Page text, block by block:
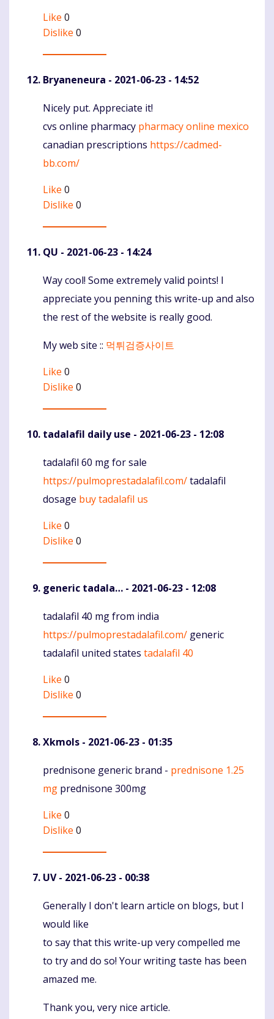
Like 0
Dislike 0
Bryaneneura - 2021-06-23 - 14:52
Komentaras
Nicely put. Appreciate it!
cvs online pharmacy pharmacy online mexico
canadian prescriptions https://cadmed-
bb.com/
Like 0
Dislike 0
QU - 2021-06-23 - 14:24
Komentaras
Way cool! Some extremely valid points! I
appreciate you penning this write-up and also
the rest of the website is really good.
My web site :: 먹튀검증사이트
Like 0
Dislike 0
tadalafil daily use - 2021-06-23 - 12:08
Komentaras
tadalafil 60 mg for sale
https://pulmoprestadalafil.com/tadalafil
dosage buy tadalafil us
Like 0
Dislike 0
generic tadala… - 2021-06-23 - 12:08
Komentaras
tadalafil 40 mg from india
https://pulmoprestadalafil.com/ generic
tadalafil united states tadalafil 40
Like 0
Dislike 0
Xkmols - 2021-06-23 - 01:35
Komentaras
prednisone generic brand - prednisone 1.25
mg prednisone 300mg
Like 0
Dislike 0
UV- 2021-06-23 - 00:38
Komentaras
Generally I don't learn article on blogs, but I
would like
to say that this write-up very compelled me
to try and do so! Your writing taste has been
amazed me.
Thank you, very nice article.